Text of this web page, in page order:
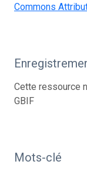
Commons
Cette ressource
GBIF
Mots-clé